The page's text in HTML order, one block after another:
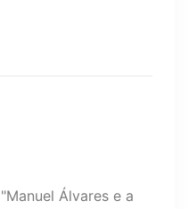
Álvares e a